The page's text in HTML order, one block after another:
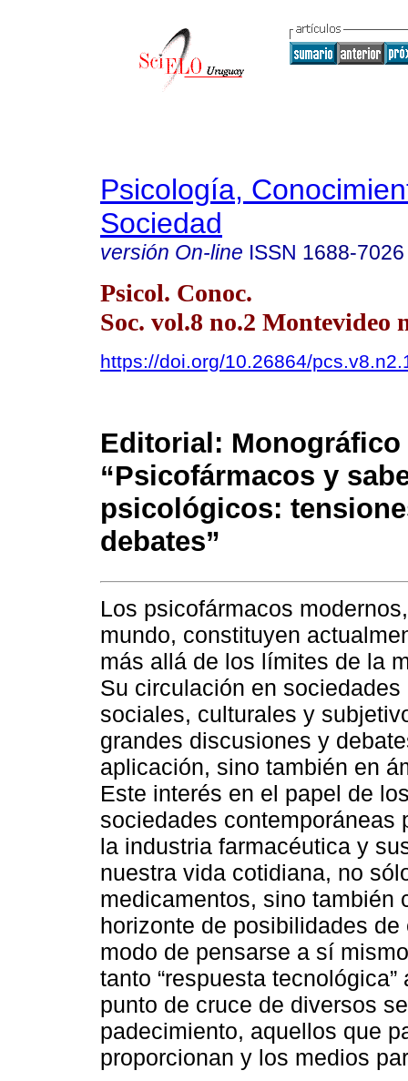
Psicología,
Sociedad
versión On-line ISSN 1688-7026
Psicol. Conoc.
Soc. vol.8 no.2 Montevideo
https://doi.org/10.26864/
Editorial: Monográfico
“Psicofármacos y
psicológicos:
debates”
Los psicofármacos
mundo, constituyen
más allá de los límites de la
Su circulación en
sociales, culturales y
grandes discusiones y
aplicación, sino también en
Este interés en el papel de
sociedades contemporáneas
la industria farmacéutica y
nuestra vida cotidiana, no
medicamentos, sino también
horizonte de posibilidades
modo de pensarse a sí
tanto “respuesta
punto de cruce de diversos
padecimiento, aquellos que
proporcionan y los medios